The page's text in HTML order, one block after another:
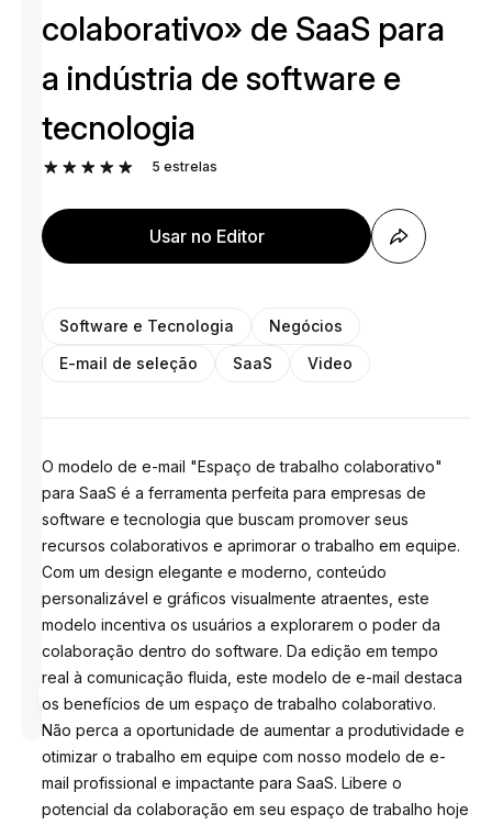
Desenhado
por
Anastasiia
colaborativo» de SaaS para
a indústria de software e
tecnologia
5 estrelas
Usar no Editor
Software e Tecnologia
Negócios
E-mail de seleção
SaaS Video
O modelo de e-mail "Espaço de trabalho colaborativo"
para SaaS é a ferramenta perfeita para empresas de
software e tecnologia que buscam promover seus
recursos colaborativos e aprimorar o trabalho em equipe.
Com um design elegante e moderno, conteúdo
personalizável e gráficos visualmente atraentes, este
modelo incentiva os usuários a explorarem o poder da
colaboração dentro do software. Da edição em tempo
real à comunicação fluida, este modelo de e-mail destaca
os benefícios de um espaço de trabalho colaborativo.
Não perca a oportunidade de aumentar a produtividade e
otimizar o trabalho em equipe com nosso modelo de e-
mail profissional e impactante para SaaS. Libere o
potencial da colaboração em seu espaço de trabalho hoje